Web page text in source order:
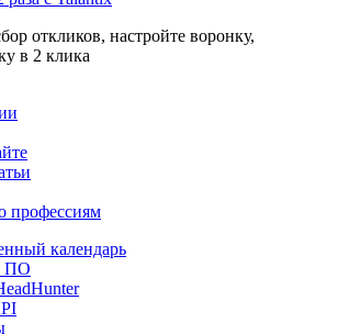
откликов, настройте воронку,
в 2 клика
профессиям
календарь
ПО